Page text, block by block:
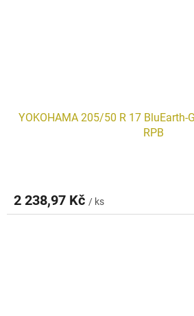
YOKOHAMA 205/50 R 17 BluEarth-
RPB
2 238,97 Kč / ks